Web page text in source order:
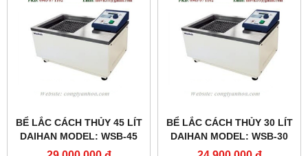
BỂ LẮC CÁCH THỦY 45 LÍT
DAIHAN MODEL: WSB-45
BỂ LẮC CÁCH THỦY 30 LÍT
DAIHAN MODEL: WSB-30